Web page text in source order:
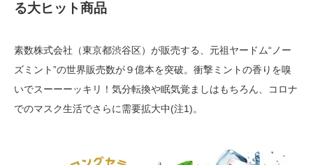
る大ヒット商品
素数株式会社（東京都渋谷区）が販売する、元祖ヤードム“ノー
ズミント”の世界販売数が９億本を突破。衝撃ミントの香りを嗅
いでスーーーッキリ！気分転換や眠気覚ましはもちろん、コロナ
でのマスク生活でさらに需要拡大中(注1)。